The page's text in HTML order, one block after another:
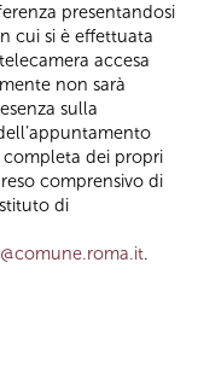
presentandosi
cui si è effettuata
accesa
non sarà
sulla
completa dei propri
comprensivo di
di
.